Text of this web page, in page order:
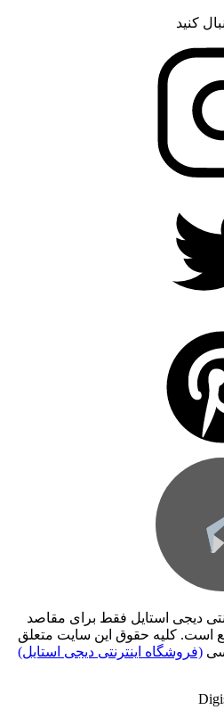
کنید
دیجی استایل فقط برای مقاصد
است. کليه حقوق اين سايت متعلق
(فروشگاه اینترنتی دیجی استایل)